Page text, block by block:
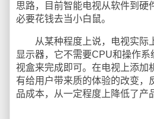
思路，目前智能电视从软件到硬
必要花钱去当小白鼠。
从某种程度上说，电视实际
显示器，它不需要CPU和操作
视盒来完成即可。在电视上添加
有给用户带来质的体验的改变，
品成本，从一定程度上降低了产